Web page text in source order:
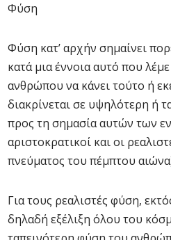
Φύση
Φύση κατ’ αρχήν σημαίνει
κατά μια έννοια αυτό που
ανθρώπου να κάνει τούτο ή
διακρίνεται σε υψηλότερη ή
προς τη σημασία αυτών των
αριστοκρατικοί και οι
πνεύματος του πέμπτου
Για τους ρεαλιστές φύση,
δηλαδή εξέλιξη όλου του